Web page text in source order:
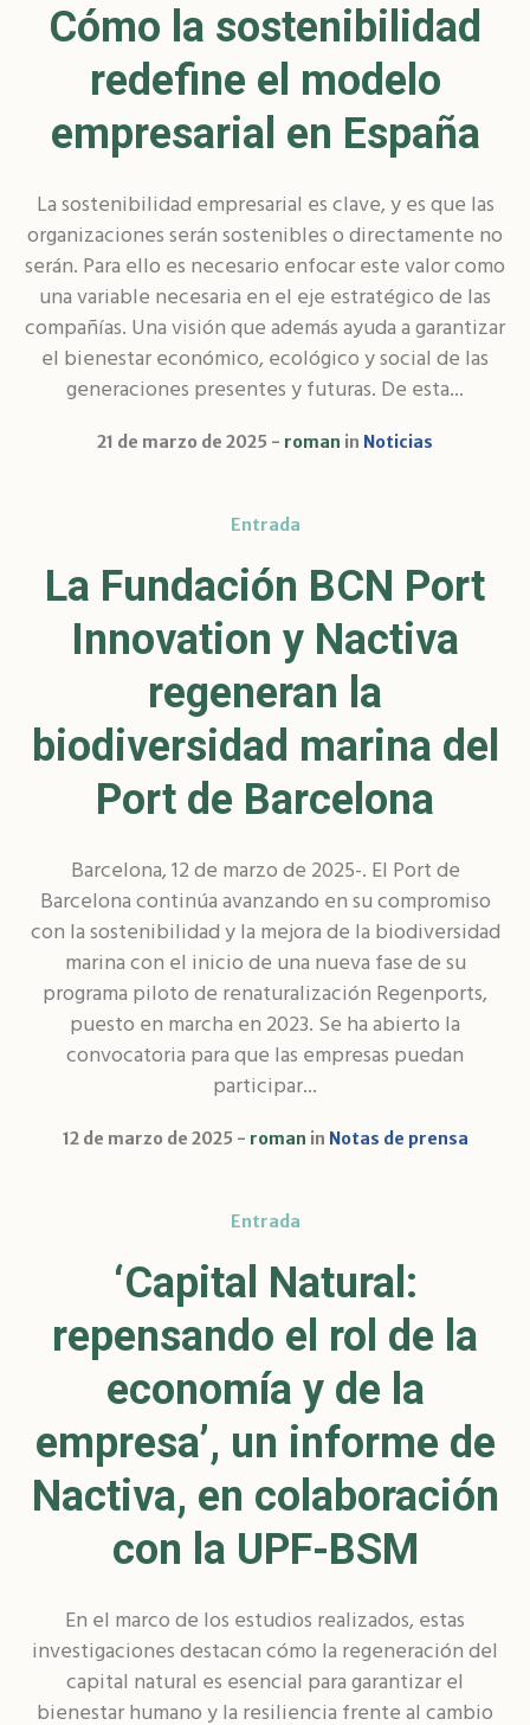
Cómo la sostenibilidad
redefine el modelo
empresarial en España
La sostenibilidad empresarial es clave, y es que las
organizaciones serán sostenibles o directamente no
serán. Para ello es necesario enfocar este valor como
una variable necesaria en el eje estratégico de las
compañías. Una visión que además ayuda a garantizar
el bienestar económico, ecológico y social de las
generaciones presentes y futuras. De esta...
21 de marzo de 2025 roman in Noticias
Entrada
La Fundación BCN Port
Innovation y Nactiva
regeneran la
biodiversidad marina del
Port de Barcelona
Barcelona, 12 de marzo de 2025-. El Port de
Barcelona continúa avanzando en su compromiso
con la sostenibilidad y la mejora de la biodiversidad
marina con el inicio de una nueva fase de su
programa piloto de renaturalización Regenports,
puesto en marcha en 2023. Se ha abierto la
convocatoria para que las empresas puedan
participar...
12 de marzo de 2025 roman in Notas de prensa
Entrada
‘Capital Natural:
repensando el rol de la
economía y de la
empresa’, un informe de
Nactiva, en colaboración
con la UPF-BSM
En el marco de los estudios realizados, estas
investigaciones destacan cómo la regeneración del
capital natural es esencial para garantizar el
bienestar humano y la resiliencia frente al cambio